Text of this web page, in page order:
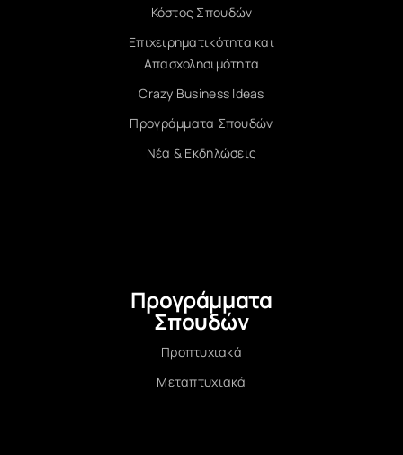
Κόστος Σπουδών
Επιχειρηματικότητα και
Απασχολησιμότητα
Crazy Business Ideas
Προγράμματα Σπουδών
Νέα & Εκδηλώσεις
Προγράμματα
Σπουδών
Προπτυχιακά
Μεταπτυχιακά